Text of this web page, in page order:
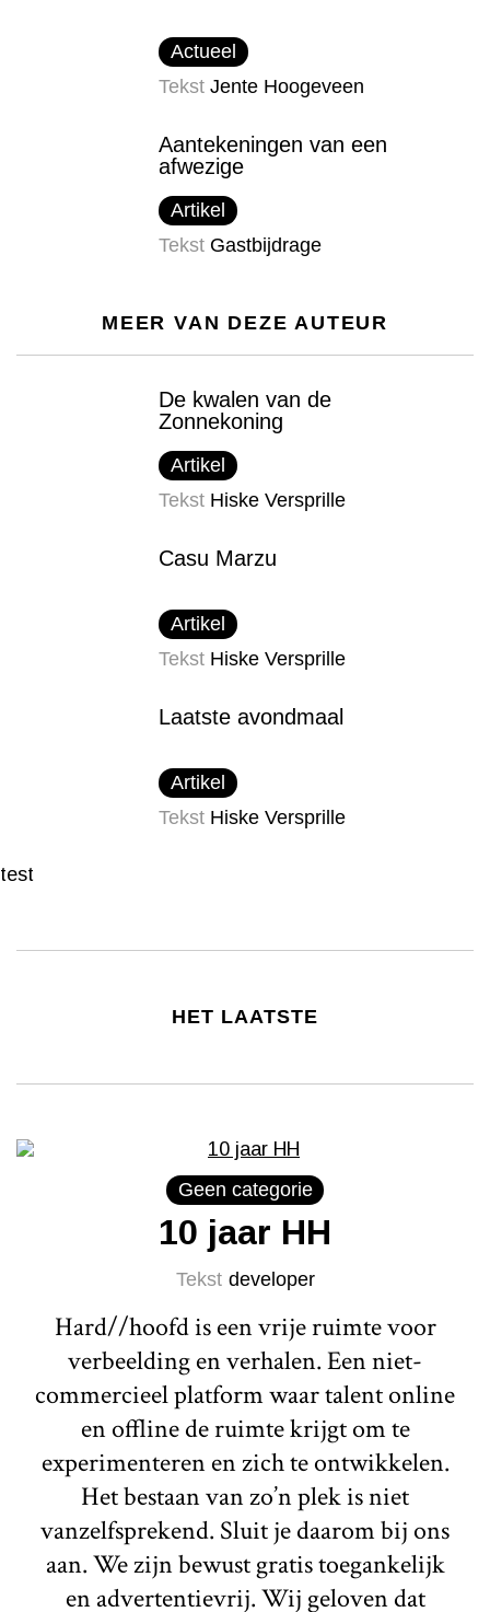
Actueel
Tekst Jente Hoogeveen
Aantekeningen van een
afwezige
Artikel
Tekst Gastbijdrage
MEER VAN DEZE AUTEUR
De kwalen van de
Zonnekoning
Artikel
Tekst Hiske Versprille
Casu Marzu
Artikel
Tekst Hiske Versprille
Laatste avondmaal
Artikel
Tekst Hiske Versprille
test
HET LAATSTE
Geen categorie
10 jaar HH
Tekst developer
Hard//hoofd is een vrije ruimte voor
verbeelding en verhalen. Een niet-
commercieel platform waar talent online
en offline de ruimte krijgt om te
experimenteren en zich te ontwikkelen.
Het bestaan van zo’n plek is niet
vanzelfsprekend. Sluit je daarom bij ons
aan. We zijn bewust gratis toegankelijk
en advertentievrij. Wij geloven dat